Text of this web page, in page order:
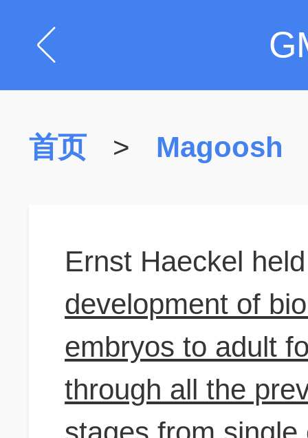
首页 > Magoosh
Ernst Haeckel
development of
embryos to adult
through all the